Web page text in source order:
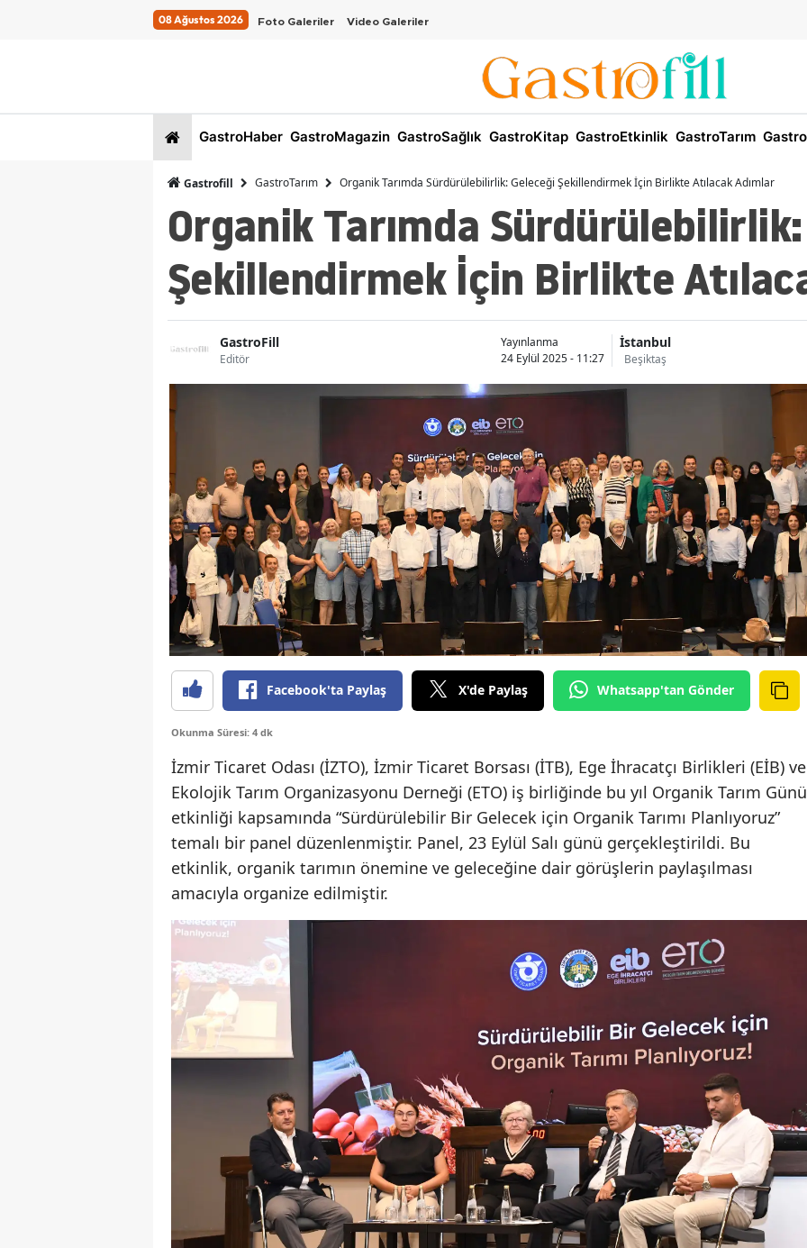
08 Ağustos 2026 Foto Galeriler Video Galeriler
GastroHaber GastroMagazin GastroSağlık GastroKitap GastroEtkinlik GastroTarım
Gastrofill GastroTarım Organik Tarımda Sürdürülebilirlik: Geleceği Şekillendirmek İçin Birlikte Atılacak Adımlar
Organik Tarımda
Şekillendirmek İçin Birlikte
GastroFill
Editör
Yayınlanma
24 Eylül 2025 - 11:27
İstanbul
Beşiktaş
Facebook'ta Paylaş X'de Paylaş Whatsapp'tan Gönder
Okunma Süresi: 4 dk
İzmir Ticaret Odası (İZTO), İzmir Ticaret Borsası (İTB), Ege İhracatçı Birlikleri (EİB) ve
Ekolojik Tarım Organizasyonu Derneği (ETO) iş birliğinde bu yıl Organik Tarım Günü
etkinliği kapsamında “Sürdürülebilir Bir Gelecek için Organik Tarımı Planlıyoruz”
temalı bir panel düzenlenmiştir. Panel, 23 Eylül Salı günü gerçekleştirildi. Bu
etkinlik, organik tarımın önemine ve geleceğine dair görüşlerin paylaşılması
amacıyla organize edilmiştir.